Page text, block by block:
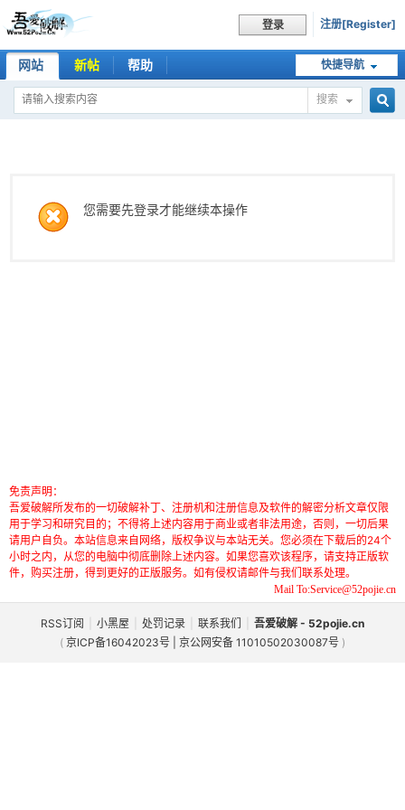
登录 注册[Register]
快捷导航
网站 新帖 帮助
搜索
您需要先登录才能继续本操作
免责声明：
吾爱破解所发布的一切破解补丁、注册机和注册信息及软件的解密分析文章仅限
用于学习和研究目的；不得将上述内容用于商业或者非法用途，否则，一切后果
请用户自负。本站信息来自网络，版权争议与本站无关。您必须在下载后的24个
小时之内，从您的电脑中彻底删除上述内容。如果您喜欢该程序，请支持正版软
件，购买注册，得到更好的正版服务。如有侵权请邮件与我们联系处理。
Mail To:Service@52pojie.cn
RSS订阅 小黑屋 处罚记录 联系我们
吾爱破解 - 52pojie.cn
( 京ICP备16042023号 | 京公网安备 11010502030087号 )